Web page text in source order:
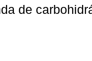
de